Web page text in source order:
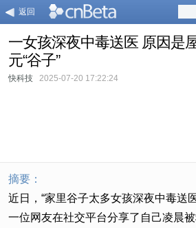
返回
一女孩深夜中毒送医 原因是
元“谷子”
快科技 2025-07-20 17:22:24
摘要：
近日，“家里谷子太多女孩深夜中毒送
一位网友在社交平台分享了自己凌晨被